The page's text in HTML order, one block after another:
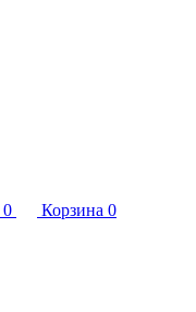
0 Корзина 0